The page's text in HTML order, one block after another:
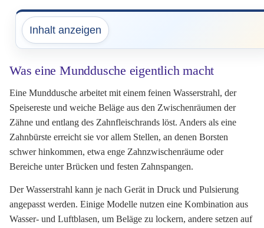
Inhalt anzeigen
Was eine Munddusche eigentlich macht
Eine Munddusche arbeitet mit einem feinen Wasserstrahl, der
Speisereste und weiche Beläge aus den Zwischenräumen der
Zähne und entlang des Zahnfleischrands löst. Anders als eine
Zahnbürste erreicht sie vor allem Stellen, an denen Borsten
schwer hinkommen, etwa enge Zahnzwischenräume oder
Bereiche unter Brücken und festen Zahnspangen.
Der Wasserstrahl kann je nach Gerät in Druck und Pulsierung
angepasst werden. Einige Modelle nutzen eine Kombination aus
Wasser- und Luftblasen, um Beläge zu lockern, andere setzen auf